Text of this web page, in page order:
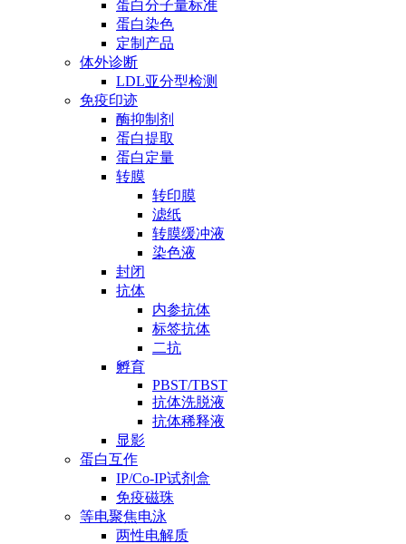
蛋白分子量标准
蛋白染色
定制产品
体外诊断
LDL亚分型检测
免疫印迹
酶抑制剂
蛋白提取
蛋白定量
转膜
转印膜
滤纸
转膜缓冲液
染色液
封闭
抗体
内参抗体
标签抗体
二抗
孵育
PBST/TBST
抗体洗脱液
抗体稀释液
显影
蛋白互作
IP/Co-IP试剂盒
免疫磁珠
等电聚焦电泳
两性电解质